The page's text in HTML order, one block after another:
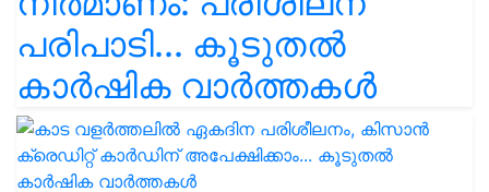
പരിപാടി... കൂടുതൽ
കാർഷിക വാർത്തകൾ